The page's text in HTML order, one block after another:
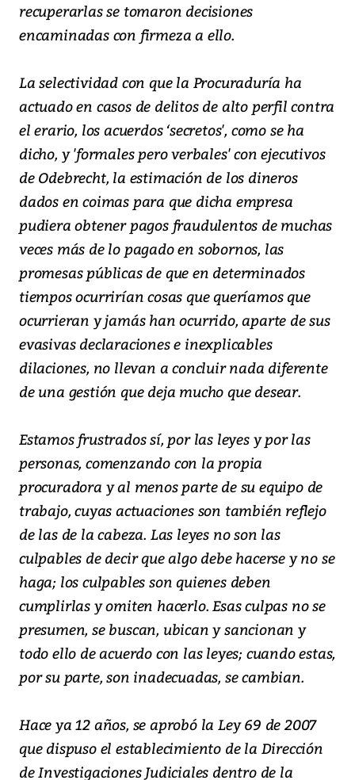
recuperarlas se tomaron decisiones
encaminadas con firmeza a ello.
La selectividad con que la Procuraduría ha
actuado en casos de delitos de alto perfil contra
el erario, los acuerdos ‘secretos', como se ha
dicho, y 'formales pero verbales' con ejecutivos
de Odebrecht, la estimación de los dineros
dados en coimas para que dicha empresa
pudiera obtener pagos fraudulentos de muchas
veces más de lo pagado en sobornos, las
promesas públicas de que en determinados
tiempos ocurrirían cosas que queríamos que
ocurrieran y jamás han ocurrido, aparte de sus
evasivas declaraciones e inexplicables
dilaciones, no llevan a concluir nada diferente
de una gestión que deja mucho que desear.
Estamos frustrados sí, por las leyes y por las
personas, comenzando con la propia
procuradora y al menos parte de su equipo de
trabajo, cuyas actuaciones son también reflejo
de las de la cabeza. Las leyes no son las
culpables de decir que algo debe hacerse y no se
haga; los culpables son quienes deben
cumplirlas y omiten hacerlo. Esas culpas no se
presumen, se buscan, ubican y sancionan y
todo ello de acuerdo con las leyes; cuando estas,
por su parte, son inadecuadas, se cambian.
Hace ya 12 años, se aprobó la Ley 69 de 2007
que dispuso el establecimiento de la Dirección
de Investigaciones Judiciales dentro de la